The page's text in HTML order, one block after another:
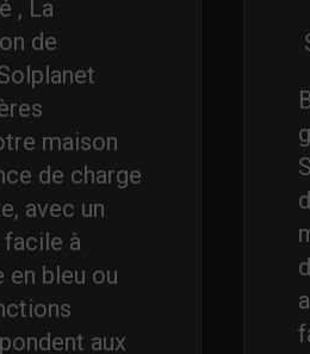
, La
de
maison
de charge
avec un
à
bleu ou
aux